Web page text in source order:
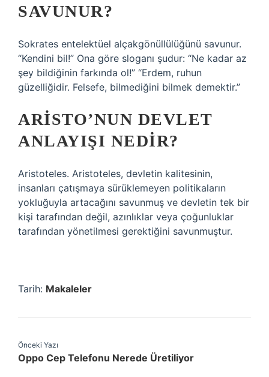
SAVUNUR?
Sokrates entelektüel alçakgönüllülüğünü savunur.
“Kendini bil!” Ona göre sloganı şudur: “Ne kadar az
şey bildiğinin farkında ol!” “Erdem, ruhun
güzelliğidir. Felsefe, bilmediğini bilmek demektir.”
ARISTO’NUN DEVLET
ANLAYIŞI NEDIR?
Aristoteles. Aristoteles, devletin kalitesinin,
insanları çatışmaya sürüklemeyen politikaların
yokluğuyla artacağını savunmuş ve devletin tek bir
kişi tarafından değil, azınlıklar veya çoğunluklar
tarafından yönetilmesi gerektiğini savunmuştur.
Tarih: Makaleler
Önceki Yazı
Oppo Cep Telefonu Nerede Üretiliyor